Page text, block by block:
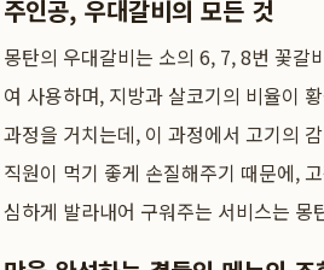
주인공, 우대갈비의 모든 것
몽탄의 우대갈비는 소의 6, 7, 8번 꽃갈
여 사용하며, 지방과 살코기의 비율이
과정을 거치는데, 이 과정에서 고기의
직원이 먹기 좋게 손질해주기 때문에,
심하게 발라내어 구워주는 서비스는